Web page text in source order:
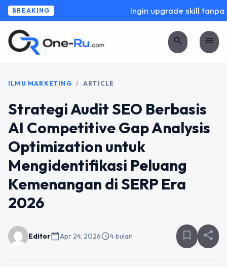
BREAKING Ingin upgrade skill tanpa
search menu
ILMU MARKETING / ARTICLE
Strategi Audit SEO Berbasis
AI Competitive Gap Analysis
Optimization untuk
Mengidentifikasi Peluang
Kemenangan di SERP Era
2026
Editorcalendar_todayApr 24, 2026schedule4 bulan bookmark_border share